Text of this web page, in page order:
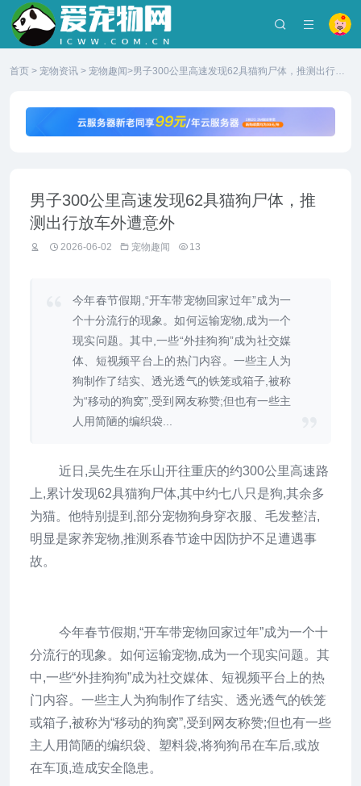
首页 > 宠物资讯 > 宠物趣闻>男子300公里高速发现62具猫狗尸体，推测出行放
男子300公里高速发现62具猫狗尸体，推
测出行放车外遭意外
2026-06-02 宠物趣闻 13
今年春节假期,“开车带宠物回家过年”成为一
个十分流行的现象。如何运输宠物,成为一个
现实问题。其中,一些“外挂狗狗”成为社交媒
体、短视频平台上的热门内容。一些主人为
狗制作了结实、透光透气的铁笼或箱子,被称
为“移动的狗窝”,受到网友称赞;但也有一些主
人用简陋的编织袋...
近日,吴先生在乐山开往重庆的约300公里高速路
上,累计发现62具猫狗尸体,其中约七八只是狗,其余多
为猫。他特别提到,部分宠物狗身穿衣服、毛发整洁,
明显是家养宠物,推测系春节途中因防护不足遭遇事
故。
今年春节假期,“开车带宠物回家过年”成为一个十
分流行的现象。如何运输宠物,成为一个现实问题。其
中,一些“外挂狗狗”成为社交媒体、短视频平台上的热
门内容。一些主人为狗制作了结实、透光透气的铁笼
或箱子,被称为“移动的狗窝”,受到网友称赞;但也有一些
主人用简陋的编织袋、塑料袋,将狗狗吊在车后,或放
在车顶,造成安全隐患。